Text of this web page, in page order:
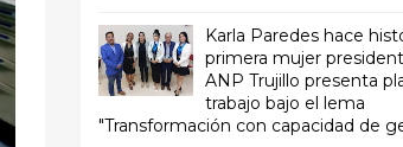
Karla Paredes hace
primera mujer
ANP Trujillo presenta
trabajo bajo el lema
"Transformación con capacidad de